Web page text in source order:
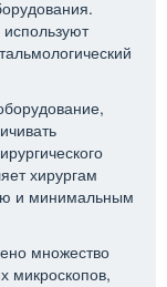
хирургам
и минимальным
множество
микроскопов,